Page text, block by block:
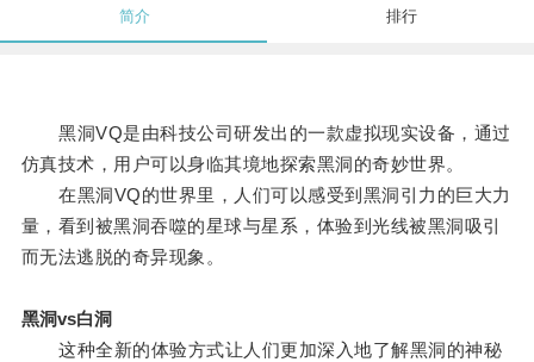
简介 排行
黑洞VQ是由科技公司研发出的一款虚拟现实设备，通过
仿真技术，用户可以身临其境地探索黑洞的奇妙世界。
在黑洞VQ的世界里，人们可以感受到黑洞引力的巨大力
量，看到被黑洞吞噬的星球与星系，体验到光线被黑洞吸引
而无法逃脱的奇异现象。
黑洞vs白洞
这种全新的体验方式让人们更加深入地了解黑洞的神秘